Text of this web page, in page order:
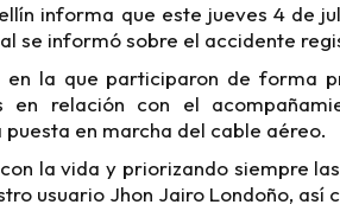
informa que este jueves 4 de
se informó sobre el accidente
en la que participaron de forma
en relación con el
en marcha del cable aéreo.
la vida y priorizando siempre
usuario Jhon Jairo Londoño, así